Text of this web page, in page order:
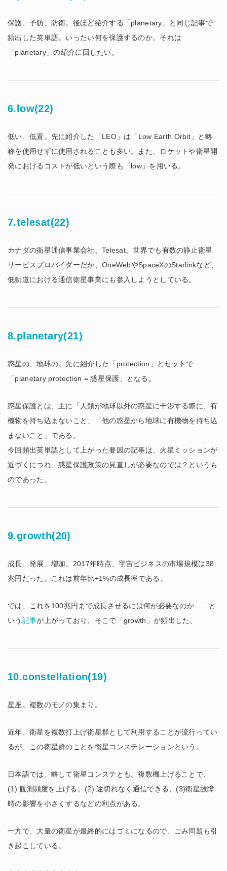
保護、予防、防衛。後ほど紹介する「planetary」と同じ記事で
頻出した英単語。いったい何を保護するのか。それは
「planetary」の紹介に回したい。
6.low(22)
低い、低置。先に紹介した「LEO」は「Low Earth Orbit」と略
称を使用せずに使用されることも多い。また、ロケットや衛星開
発におけるコストが低いという際も「low」を用いる。
7.telesat(22)
カナダの衛星通信事業会社、Telesat。世界でも有数の静止衛星
サービスプロバイダーだが、OneWebやSpaceXのStarlinkなど、
低軌道における通信衛星事業にも参入しようとしている。
8.planetary(21)
惑星の、地球の。先に紹介した「protection」とセットで
「planetary protection = 惑星保護」となる。
惑星保護とは、主に「人類が地球以外の惑星に干渉する際に、有
機物を持ち込まないこと」「他の惑星から地球に有機物を持ち込
まないこと」である。
今回頻出英単語として上がった要因の記事は、火星ミッションが
近づくにつれ、惑星保護政策の見直しが必要なのでは？というも
のであった。
9.growth(20)
成長、発展、増加。2017年時点、宇宙ビジネスの市場規模は38
兆円だった。これは前年比+1%の成長率である。
では、これを100兆円まで成長させるには何が必要なのか……と
いう 記事が上がっており、そこで「growth」が頻出した。
10.constellation(19)
星座。複数のモノの集まり。
近年、衛星を複数打上げ衛星群として利用することが流行ってい
るが、この衛星群のことを衛星コンステレーションという。
日本語では、略して衛星コンステとも。複数機上げることで、
(1) 観測頻度を上げる、(2) 途切れなく通信できる、(3)衛星故障
時の影響を小さくするなどの利点がある。
一方で、大量の衛星が最終的にはゴミになるので、ごみ問題も引
き起こしている。